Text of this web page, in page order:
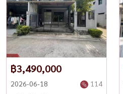
฿3,490,000
2026-06-18 114